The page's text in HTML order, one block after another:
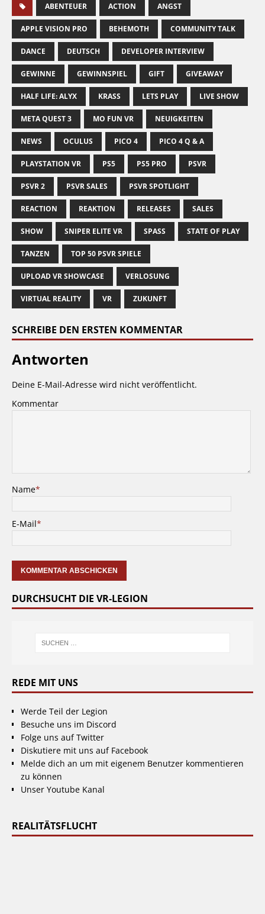
ABENTEUER ACTION ANGST
APPLE VISION PRO BEHEMOTH COMMUNITY TALK
DANCE DEUTSCH DEVELOPER INTERVIEW
GEWINNE GEWINNSPIEL GIFT GIVEAWAY
HALF LIFE: ALYX KRASS LETS PLAY LIVE SHOW
META QUEST 3 MO FUN VR NEUIGKEITEN
NEWS OCULUS PICO 4 PICO 4 Q & A
PLAYSTATION VR PS5 PS5 PRO PSVR
PSVR 2 PSVR SALES PSVR SPOTLIGHT
REACTION REAKTION RELEASES SALES
SHOW SNIPER ELITE VR SPASS STATE OF PLAY
TANZEN TOP 50 PSVR SPIELE
UPLOAD VR SHOWCASE VERLOSUNG
VIRTUAL REALITY VR ZUKUNFT
SCHREIBE DEN ERSTEN KOMMENTAR
Antworten
Deine E-Mail-Adresse wird nicht veröffentlicht.
Kommentar
Name*
E-Mail*
DURCHSUCHT DIE VR-LEGION
REDE MIT UNS
Werde Teil der Legion
Besuche uns im Discord
Folge uns auf Twitter
Diskutiere mit uns auf Facebook
Melde dich an um mit eigenem Benutzer kommentieren
zu können
Unser Youtube Kanal
REALITÄTSFLUCHT